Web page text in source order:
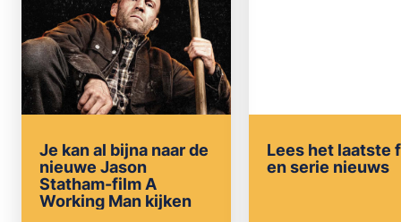
Je kan al bijna naar de
nieuwe Jason
Statham-film A
Working Man kijken
Lees het laatste
en serie nieuws